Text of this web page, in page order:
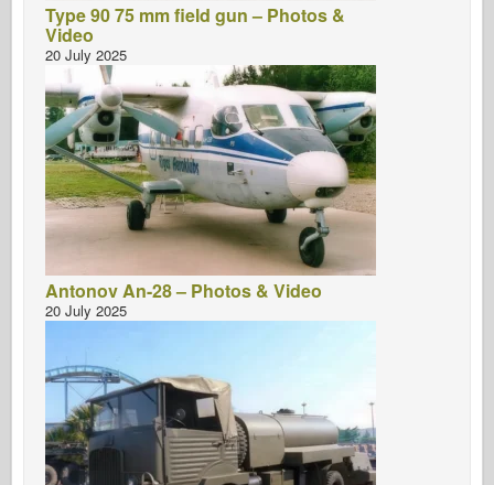
Type 90 75 mm field gun – Photos &
Video
20 July 2025
Antonov An-28 – Photos & Video
20 July 2025